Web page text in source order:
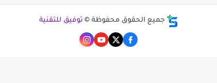
جميع الحقوق محفوظة © توفيق للتقنية